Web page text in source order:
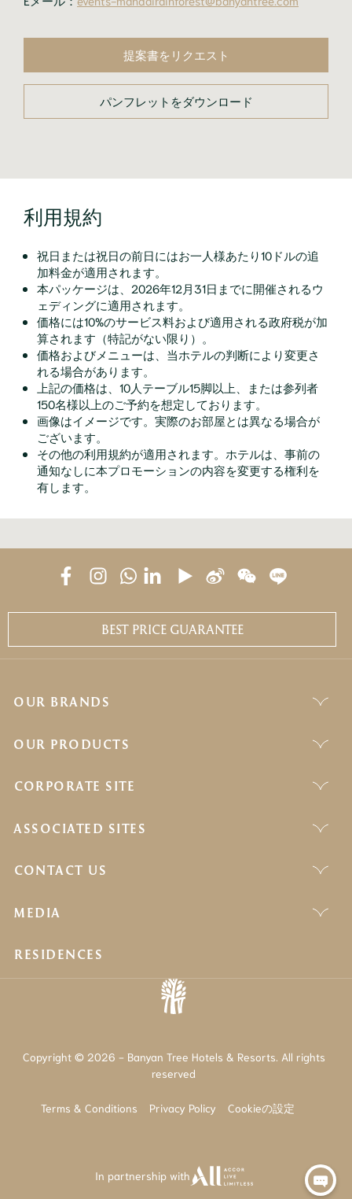
提案書をリクエスト
パンフレットをダウンロード
利用規約
祝日または祝日の前日にはお一人様あたり10ドルの追
加料金が適用されます。
本パッケージは、2026年12月31日までに開催されるウ
ェディングに適用されます。
価格には10%のサービス料および適用される政府税が加
算されます（特記がない限り）。
価格およびメニューは、当ホテルの判断により変更さ
れる場合があります。
上記の価格は、10人テーブル15脚以上、または参列者
150名様以上のご予約を想定しております。
画像はイメージです。実際のお部屋とは異なる場合が
ございます。
その他の利用規約が適用されます。ホテルは、事前の
通知なしに本プロモーションの内容を変更する権利を
有します。
BEST PRICE GUARANTEE
OUR BRANDS
OUR PRODUCTS
CORPORATE SITE
ASSOCIATED SITES
CONTACT US
MEDIA
RESIDENCES
Copyright © 2026 - Banyan Tree Hotels & Resorts. All rights
reserved
Terms & Conditions Privacy Policy Cookieの設定
In partnership with